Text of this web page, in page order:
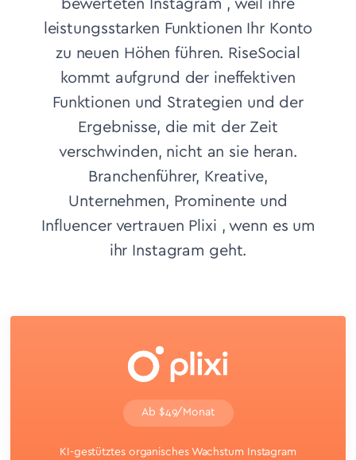
bewerteten Instagram , weil ihre
leistungsstarken Funktionen Ihr Konto
zu neuen Höhen führen. RiseSocial
kommt aufgrund der ineffektiven
Funktionen und Strategien und der
Ergebnisse, die mit der Zeit
verschwinden, nicht an sie heran.
Branchenführer, Kreative,
Unternehmen, Prominente und
Influencer vertrauen Plixi , wenn es um
ihr Instagram geht.
Ab $49/Monat
KI-gestütztes organisches Wachstum Instagram